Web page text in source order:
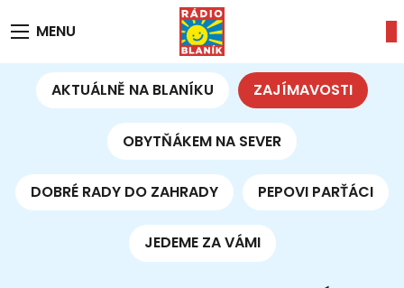
MENU
AKTUÁLNĚ NA BLANÍKU ZAJÍMAVOSTI
OBYTŇÁKEM NA SEVER
DOBRÉ RADY DO ZAHRADY PEPOVI PARŤÁCI
JEDEME ZA VÁMI